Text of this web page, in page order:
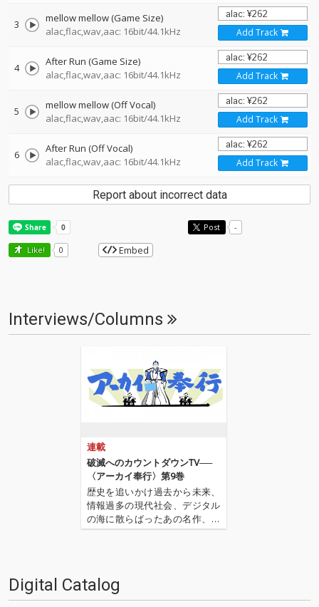
3
mellow mellow (Game Size)
alac,flac,wav,aac: 16bit/44.1kHz
Add Track
4
After Run (Game Size)
alac,flac,wav,aac: 16bit/44.1kHz
Add Track
5
mellow mellow (Off Vocal)
alac,flac,wav,aac: 16bit/44.1kHz
Add Track
6
After Run (Off Vocal)
alac,flac,wav,aac: 16bit/44.1kHz
Add Track
Report about incorrect data
Post -
Like! 0 Embed
Interviews/Columns
連載
破滅へのカウントダウンTV──
〈アーカイ奉行〉第9巻
歴史を追いかけ過去から未来、
情報過多の現代社会、デジタル
の海に散らばったあの名作、こ
の名作たちをひとつにまとめる
は…'''1.過去作の最新リマスター
音源 2.これまで未配信…
Digital Catalog